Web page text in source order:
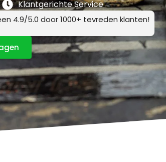
Klantgerichte Service
4.9/5.0 door 1000+ tevreden klanten!